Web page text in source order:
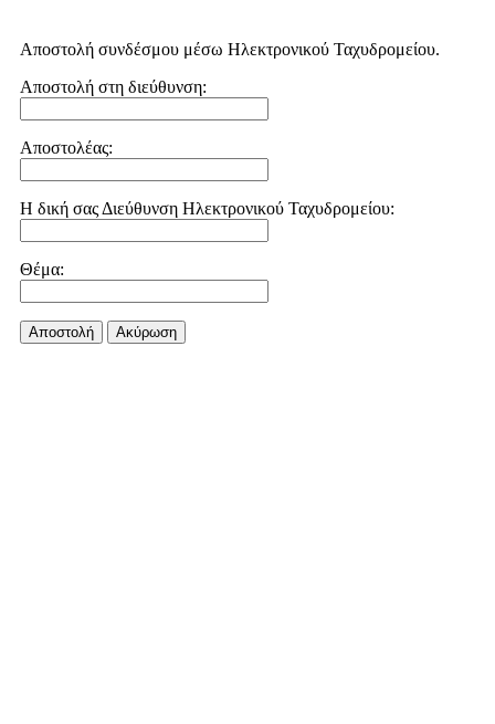
Αποστολή συνδέσμου μέσω Ηλεκτρονικού Ταχυδρομείου.
Αποστολή στη διεύθυνση:
Αποστολέας:
Η δική σας Διεύθυνση Ηλεκτρονικού Ταχυδρομείου:
Θέμα:
Αποστολή Aκύρωση